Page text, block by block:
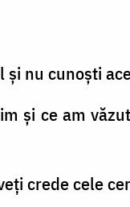
nu cunoşti
şi ce am
crede cele